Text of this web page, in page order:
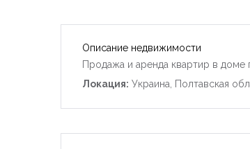
Описание недвижимости
Продажа и аренда квартир в доме
Локация: Украина, Полтавская